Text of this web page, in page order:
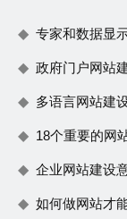
专家和数据显
政府门户网站
多语言网站建
18个重要的网
企业网站建设
如何做网站才